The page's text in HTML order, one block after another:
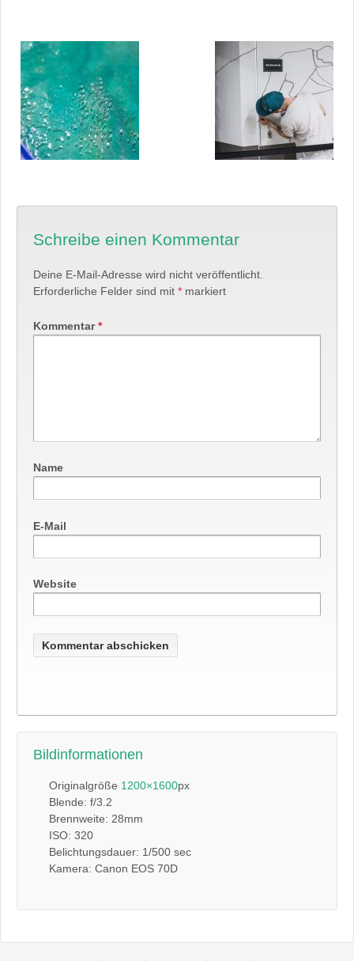
Schreibe einen Kommentar
Deine E-Mail-Adresse wird nicht veröffentlicht.
Erforderliche Felder sind mit * markiert
Kommentar*
Name
E-Mail
Website
Bildinformationen
Originalgröße 1200×1600px
Blende: f/3.2
Brennweite: 28mm
ISO: 320
Belichtungsdauer: 1/500 sec
Kamera: Canon EOS 70D